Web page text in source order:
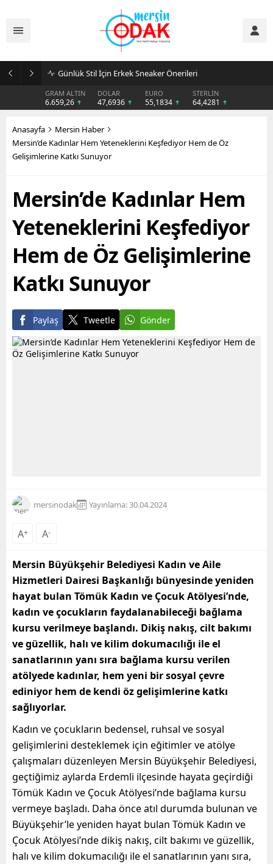
Günlük Stil İçin Erkek Sneaker Önerileri
GRAM ALTIN
6.659,26
DOLAR
47,6936
EURO
55,1834
STERLİN
64,4281
Anasayfa
Mersin Haber
Mersin’de Kadınlar Hem Yeteneklerini Keşfediyor Hem de Öz
Gelişimlerine Katkı Sunuyor
Mersin’de Kadınlar Hem
Yeteneklerini Keşfediyor
Hem de Öz Gelişimlerine
Katkı Sunuyor
Paylaş Tweetle Gönder
mersinodak Yayınlama: 30.04.2024
A+ A-
Mersin Büyükşehir Belediyesi Kadın ve Aile
Hizmetleri Dairesi Başkanlığı bünyesinde yeniden
hayat bulan Tömük Kadın ve Çocuk Atölyesi’nde,
kadın ve çocukların faydalanabileceği bağlama
kursu verilmeye başlandı. Dikiş nakış, cilt bakımı
ve güzellik, halı ve kilim dokumacılığı ile el
sanatlarının yanı sıra bağlama kursu verilen
atölyede kadınlar, hem yeni bir sosyal çevre
ediniyor hem de kendi öz gelişimlerine katkı
sağlıyorlar.
Kadın ve çocukların bedensel, ruhsal ve sosyal
gelişimlerini desteklemek için eğitimler ve atölye
çalışmaları düzenleyen Mersin Büyükşehir Belediyesi,
geçtiğimiz aylarda Erdemli ilçesinde hayata geçirdiği
Tömük Kadın ve Çocuk Atölyesi’nde bağlama kursu
vermeye başladı. Daha önce atıl durumda bulunan ve
Büyükşehir’le yeniden hayat bulan Tömük Kadın ve
Çocuk Atölyesi’nde dikiş nakış, cilt bakımı ve güzellik,
halı ve kilim dokumacılığı ile el sanatlarının yanı sıra,